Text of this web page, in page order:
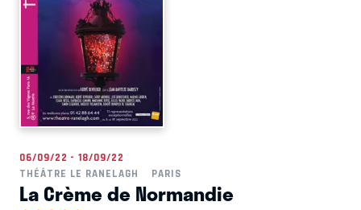
06/09/22 - 18/09/22
THÉÂTRE LE RANELAGH
PARIS
La Crème de Normandie